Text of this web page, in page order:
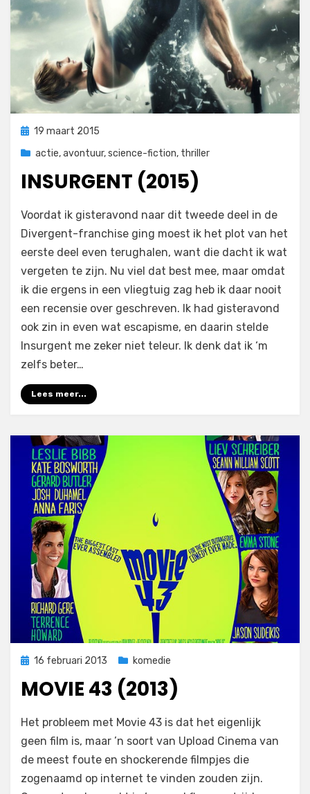
Geplaatst
19 maart 2015
actie,avontuur,science-fiction, thriller
INSURGENT (2015)
door Filmofiel.nl
Laat een reactie achter
(2015)
Voordat ik gisteravond naar dit tweede deel in de
Divergent-franchise ging moest ik het plot van het
eerste deel even terughalen, want die dacht ik wat
vergeten te zijn. Nu viel dat best mee, maar omdat
ik die ergens in een vliegtuig zag heb ik daar nooit
een recensie over geschreven. Ik had gisteravond
ook zin in even wat escapisme, en daarin stelde
Insurgent me zeker niet teleur. Ik denk dat ik ‘m
zelfs beter…
Lees meer...
Geplaatst
16 februari 2013 komedie
MOVIE 43 (2013)
door Filmofiel.nl
Laat een reactie achter
op
43
(2013)
Het probleem met Movie 43 is dat het eigenlijk
geen film is, maar ’n soort van Upload Cinema van
de meest foute en shockerende filmpjes die
zogenaamd op internet te vinden zouden zijn.